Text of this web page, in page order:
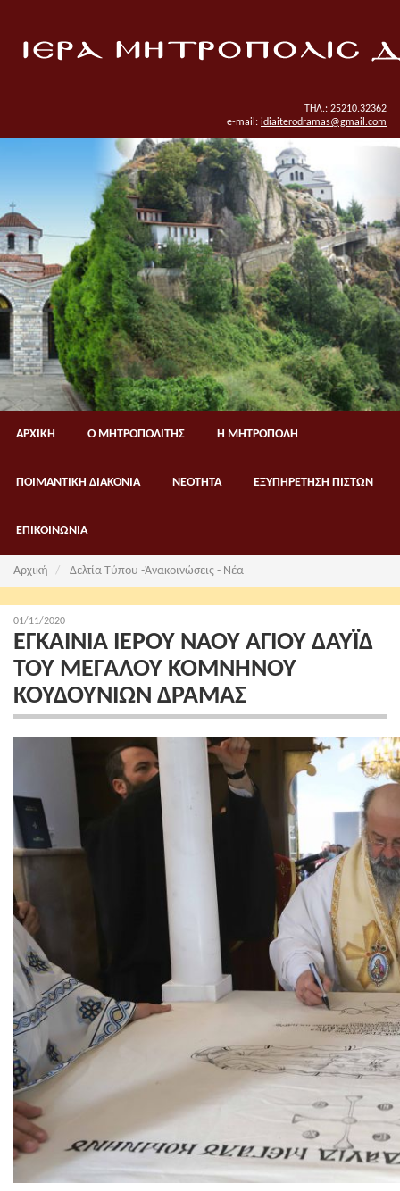
ΤΗΛ.: 25210.32362
e-mail: idiaiterodramas@gmail.com
ΑΡΧΙΚΗ Ο ΜΗΤΡΟΠΟΛΙΤΗΣ Η ΜΗΤΡΟΠΟΛΗ
ΠΟΙΜΑΝΤΙΚΗ ΔΙΑΚΟΝΙΑ ΝΕΟΤΗΤΑ ΕΞΥΠΗΡΕΤΗΣΗ ΠΙΣΤΩΝ
ΕΠΙΚΟΙΝΩΝΙΑ
Αρχική Δελτία Τύπου -Ἀνακοινώσεις - Νέα
01/11/2020
ΕΓΚΑΙΝΙΑ ΙΕΡΟΥ ΝΑΟΥ ΑΓΙΟΥ ΔΑΥΪΔ
ΤΟΥ ΜΕΓΑΛΟΥ ΚΟΜΝΗΝΟΥ
ΚΟΥΔΟΥΝΙΩΝ ΔΡΑΜΑΣ